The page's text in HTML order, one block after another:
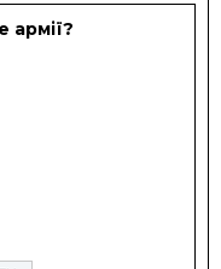
армії?